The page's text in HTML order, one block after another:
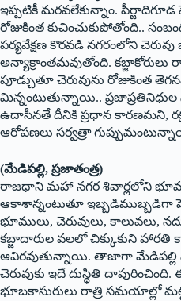
ఇప్పటికీ మరవలేకున్నాం. పీర్జాదిగూడ
రోజుకింత కుచించుకుపోతోంది..
పర్యవేక్షణ కొరవడి నగరంలోని
అన్యాక్రాంతమవుతోంది. కబ్జాకోరులు
పూడ్చుతూ చెరువును రోజుకింత
మిన్నంటుతున్నాయి.. ప్రజాప్రతినిధుల
ఉదాసీనతే దీనికి ప్రధాన కారణమని,
ఆరోపణలు సర్వత్రా
(మేడిపల్లి, ప్రజాతంత్ర)
రాజధాని మహా నగర శివార్లలోని
ఆకాశాన్నంటుతూ ఇబ్బడిముబ్బడిగా
భూములు, చెరువులు, కాలువలు,
కబ్జాదారుల వలలో చిక్కుకుని హారతి
ఆవిరవుతున్నాయి. తాజాగా మేడిపల్లి
చెరువుకు ఇదే దుస్థితి దాపురించింది.
భూబకాసురులు రాత్రి సమయాల్లో